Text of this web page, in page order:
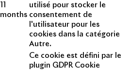
months
utilisé pour stocker le
consentement de
l'utilisateur pour les
cookies dans la catégorie
Autre.
Ce cookie est défini par le
plugin GDPR Cookie